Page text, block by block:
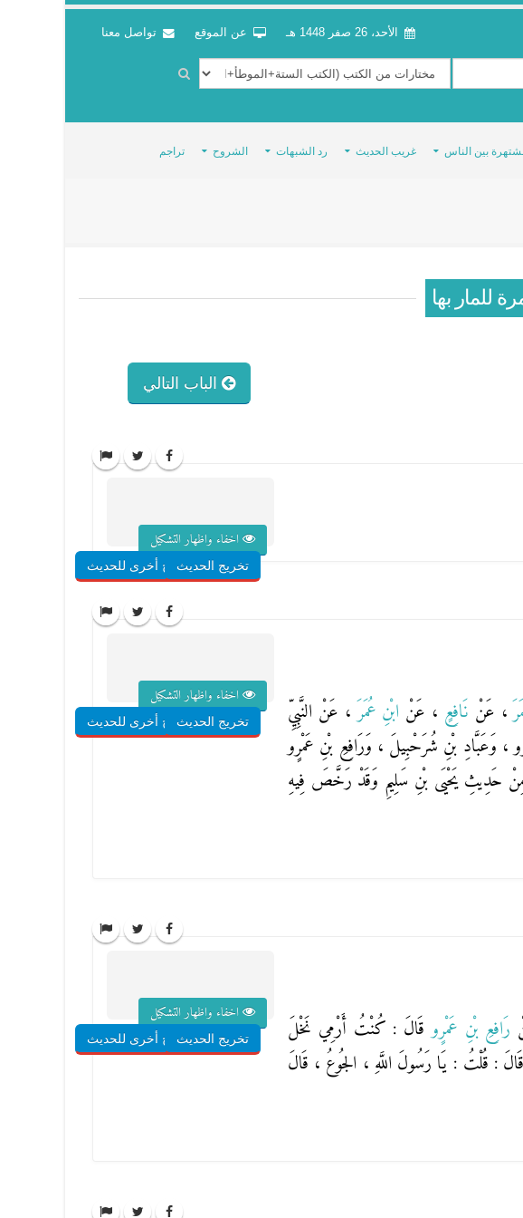
الأحد، 26 صفر 1448 هـ عن الموقع تواصل معنا
بين الناس غريب الحديث رد الشبهات الشروح تراجم
للمار بها
الباب التالي
اخفاء واظهار التشكيل
تخريج الحديثشروح أخرى للحديث
، عَنْ نَافِعٍ ، عَنْ ابْنِ عُمَرَ، عَنْ النَّبِيِّ
، وَعَبَّادِ بْنِ شُرَحْبِيلَ ، وَرَافِعِ بْنِ عَمْرٍو
مِنْ حَدِيثِ يَحْيَى بْنِ سَلِيمِ وَقَدْ رَخَّصَ فِيهِ
اخفاء واظهار التشكيل
تخريج الحديثشروح أخرى للحديث
رَافِعِ بْنِ عَمْرٍو قَالَ : كُنْتُ أَرْمِي نَخْلَ
: قُلْتُ : يَا رَسُولَ اللَّهِ ، الجُوعُ ، قَالَ
اخفاء واظهار التشكيل
تخريج الحديثشروح أخرى للحديث